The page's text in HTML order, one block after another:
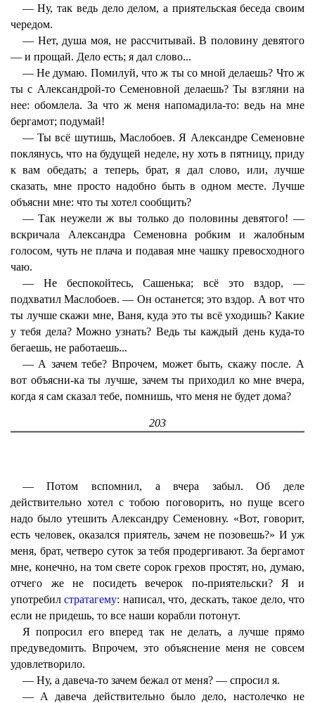
— Ну, так ведь дело делом, а приятельская беседа своим
чередом.
— Нет, душа моя, не рассчитывай. В половину девятого
— и прощай. Дело есть; я дал слово...
— Не думаю. Помилуй, что ж ты со мной делаешь? Что ж
ты с Александрой-то Семеновной делаешь? Ты взгляни на
нее: обомлела. За что ж меня напомадила-то: ведь на мне
бергамот; подумай!
— Ты всё шутишь, Маслобоев. Я Александре Семеновне
поклянусь, что на будущей неделе, ну хоть в пятницу, приду
к вам обедать; а теперь, брат, я дал слово, или, лучше
сказать, мне просто надобно быть в одном месте. Лучше
объясни мне: что ты хотел сообщить?
— Так неужели ж вы только до половины девятого! —
вскричала Александра Семеновна робким и жалобным
голосом, чуть не плача и подавая мне чашку превосходного
чаю.
— Не беспокойтесь, Сашенька; всё это вздор, —
подхватил Маслобоев. — Он останется; это вздор. А вот что
ты лучше скажи мне, Ваня, куда это ты всё уходишь? Какие
у тебя дела? Можно узнать? Ведь ты каждый день куда-то
бегаешь, не работаешь...
— А зачем тебе? Впрочем, может быть, скажу после. А
вот объясни-ка ты лучше, зачем ты приходил ко мне вчера,
когда я сам сказал тебе, помнишь, что меня не будет дома?
203
— Потом вспомнил, а вчера забыл. Об деле
действительно хотел с тобою поговорить, но пуще всего
надо было утешить Александру Семеновну. «Вот, говорит,
есть человек, оказался приятель, зачем не позовешь?» И уж
меня, брат, четверо суток за тебя продергивают. За бергамот
мне, конечно, на том свете сорок грехов простят, но, думаю,
отчего же не посидеть вечерок по-приятельски? Я и
употребилстратагему: написал, что, дескать, такое дело, что
если не придешь, то все наши корабли потонут.
Я попросил его вперед так не делать, а лучше прямо
предуведомить. Впрочем, это объяснение меня не совсем
удовлетворило.
— Ну, а давеча-то зачем бежал от меня? — спросил я.
— А давеча действительно было дело, настолечко не